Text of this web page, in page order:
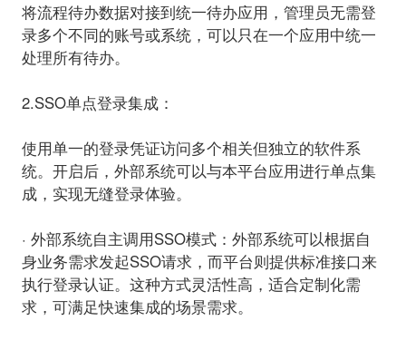
将流程待办数据对接到统一待办应用，管理员无需登
录多个不同的账号或系统，可以只在一个应用中统一
处理所有待办。
2.SSO单点登录集成：
使用单一的登录凭证访问多个相关但独立的软件系
统。开启后，外部系统可以与本平台应用进行单点集
成，实现无缝登录体验。
· 外部系统自主调用SSO模式： 外部系统可以根据自
身业务需求发起SSO请求，而平台则提供标准接口来
执行登录认证。这种方式灵活性高，适合定制化需
求，可满足快速集成的场景需求。